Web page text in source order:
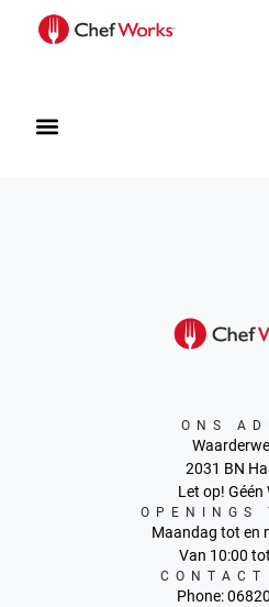
ONS
2031 BN
Let op! Géén
OPENINGS
Maandag tot en
Van 10:00
Phone: